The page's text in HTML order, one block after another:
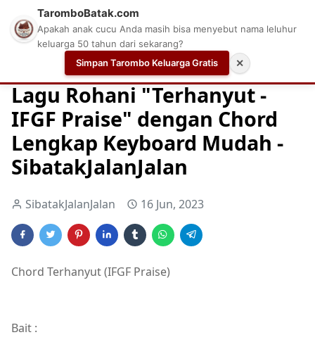
Chord Chord Gitar Lagu Rohani Chord Gitar
Lagu Rohani "Terhanyut -
IFGF Praise" dengan Chord
Lengkap Keyboard Mudah -
SibatakJalanJalan
SibatakJalanJalan 16 Jun, 2023
Chord Terhanyut (IFGF Praise)
Bait :
TaromboBatak.com
Apakah anak cucu Anda masih bisa menyebut nama leluhur
keluarga 50 tahun dari sekarang?
Simpan Tarombo Keluarga Gratis
✕